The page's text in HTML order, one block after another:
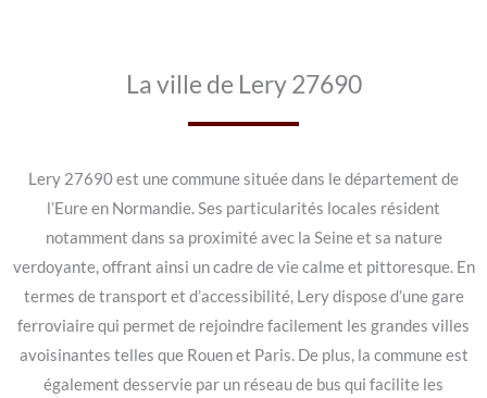
La ville de Lery 27690
Lery 27690 est une commune située dans le département de
l’Eure en Normandie. Ses particularités locales résident
notamment dans sa proximité avec la Seine et sa nature
verdoyante, offrant ainsi un cadre de vie calme et pittoresque. En
termes de transport et d’accessibilité, Lery dispose d’une gare
ferroviaire qui permet de rejoindre facilement les grandes villes
avoisinantes telles que Rouen et Paris. De plus, la commune est
également desservie par un réseau de bus qui facilite les